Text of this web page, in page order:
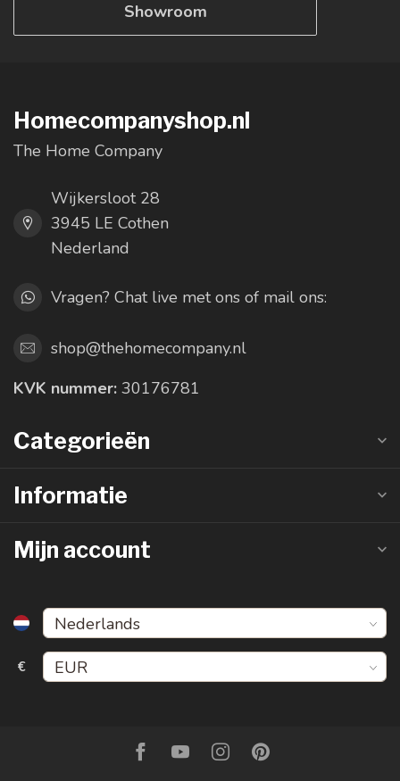
Showroom
Homecompanyshop.nl
The Home Company
Wijkersloot 28
3945 LE Cothen
Nederland
Vragen? Chat live met ons of mail ons:
shop@thehomecompany.nl
KVK nummer: 30176781
Categorieën
Informatie
Mijn account
€